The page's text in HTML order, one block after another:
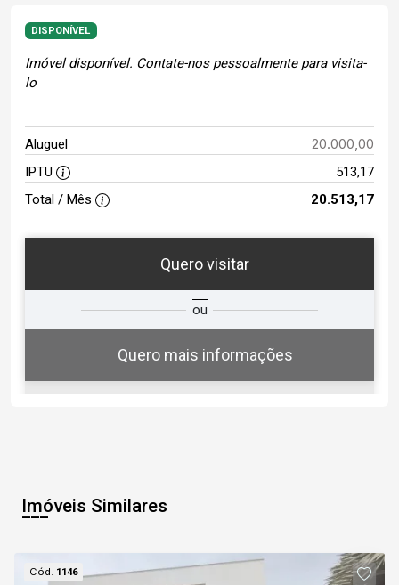
DISPONÍVEL
Imóvel disponível. Contate-nos pessoalmente para visita-
lo
Aluguel 20.000,00
IPTU
513,17
Total / Mês
20.513,17
Quero visitar
ou
Quero mais informações
Qual o melhor dia e horário para
você?
07
18:00
Imóveis Similares
Cód. 1146